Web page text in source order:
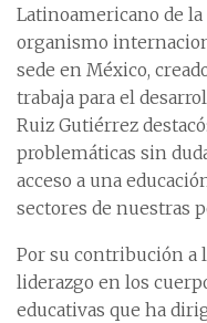
Latinoamericano de la
organismo
sede en México,
trabaja para el
Ruiz Gutiérrez
problemáticas sin
acceso a una
sectores de nuestras
Por su contribución a
liderazgo en los
educativas que ha